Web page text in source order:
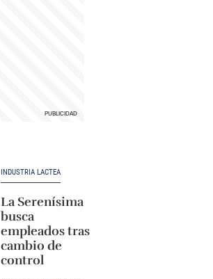
INDUSTRIA LÁCTEA
La Serenísima
busca
empleados tras
cambio de
control